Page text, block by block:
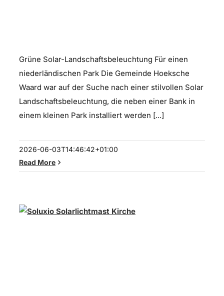
Grüne Solar-Landschaftsbeleuchtung Für einen
niederländischen Park Die Gemeinde Hoeksche
Waard war auf der Suche nach einer stilvollen Solar
Landschaftsbeleuchtung, die neben einer Bank in
einem kleinen Park installiert werden [...]
2026-06-03T14:46:42+01:00
Read More